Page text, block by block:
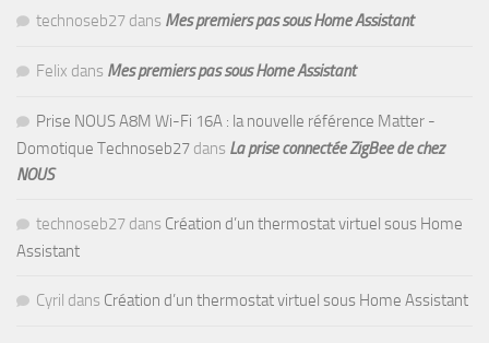
technoseb27 dans Mes premiers pas sous Home Assistant
Felix dans Mes premiers pas sous Home Assistant
Prise NOUS A8M Wi-Fi 16A : la nouvelle référence Matter -
Domotique Technoseb27 dans La prise connectée ZigBee de chez
NOUS
technoseb27 dans Création d’un thermostat virtuel sous Home
Assistant
Cyril dans Création d’un thermostat virtuel sous Home Assistant